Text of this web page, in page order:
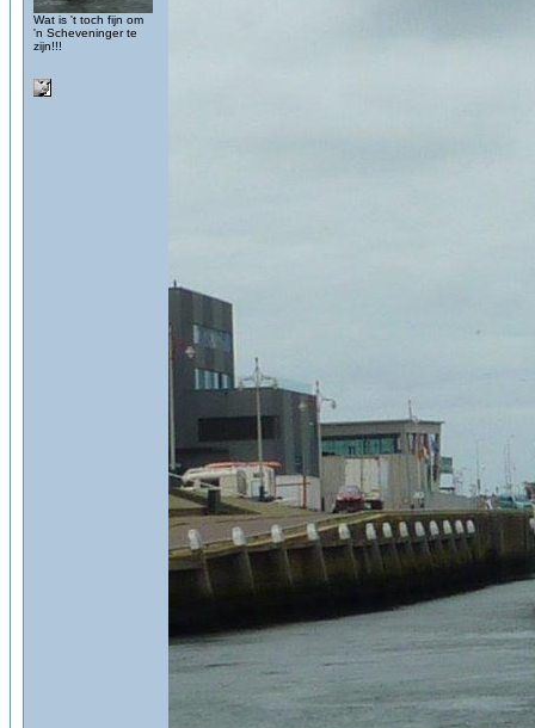
Wat is 't toch fijn om
'n Scheveninger te
zijn!!!